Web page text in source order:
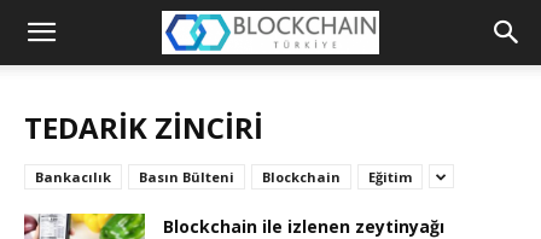
Blockchain
TEDARIK ZINCIRI
Bankacılık Basın Bülteni Blockchain Eğitim
Blockchain ile izlenen zeytinyağı